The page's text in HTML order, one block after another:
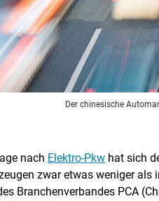
Der chinesische
nach Elektro-Pkw hat sich
zwar etwas weniger
Branchenverbandes PCA